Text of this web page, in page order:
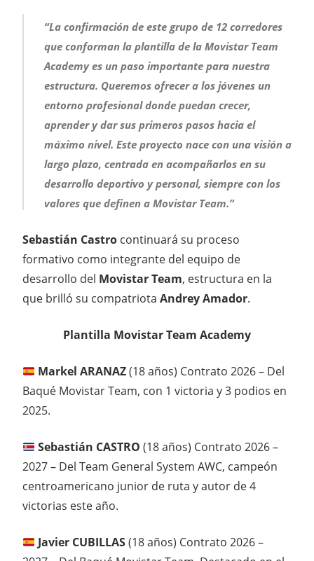
“La confirmación de este grupo de 12 corredores
que conforman la plantilla de la Movistar Team
Academy es un paso importante para nuestra
estructura. Queremos ofrecer a los jóvenes un
entorno profesional donde puedan crecer,
aprender y dar sus primeros pasos hacia el
máximo nivel. Este proyecto nace con una visión a
largo plazo, centrada en acompañarlos en su
desarrollo deportivo y personal, siempre con los
valores que definen a Movistar Team.”
Sebastián Castro continuará su proceso
formativo como integrante del equipo de
desarrollo del Movistar Team, estructura en la
que brilló su compatriota Andrey Amador.
Plantilla Movistar Team Academy
Markel ARANAZ(18 años) Contrato 2026 – Del
Baqué Movistar Team, con 1 victoria y 3 podios en
2025.
Sebastián CASTRO (18 años) Contrato 2026 –
2027 – Del Team General System AWC, campeón
centroamericano junior de ruta y autor de 4
victorias este año.
Javier CUBILLAS(18 años) Contrato 2026 –